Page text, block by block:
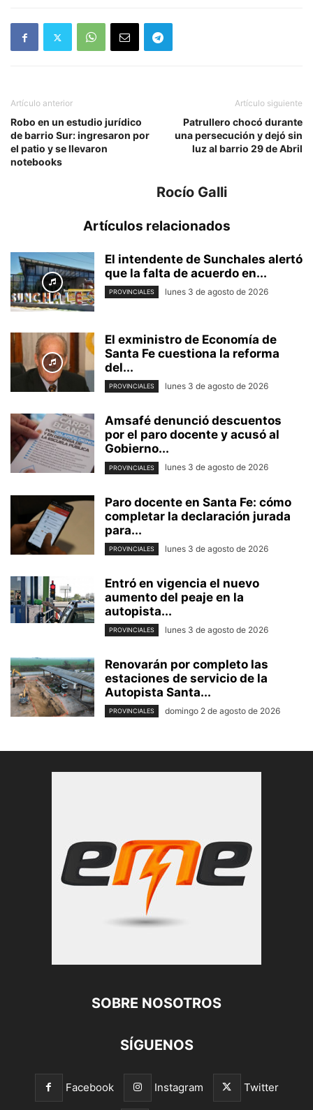
Artículo anterior
Robo en un estudio jurídico
de barrio Sur: ingresaron por
el patio y se llevaron
notebooks
Artículo siguiente
Patrullero chocó durante
una persecución y dejó sin
luz al barrio 29 de Abril
Rocío Galli
Artículos relacionados
El intendente de Sunchales alertó
que la falta de acuerdo en...
PROVINCIALES lunes 3 de agosto de 2026
El exministro de Economía de
Santa Fe cuestiona la reforma
del...
PROVINCIALES lunes 3 de agosto de 2026
Amsafé denunció descuentos
por el paro docente y acusó al
Gobierno...
PROVINCIALES lunes 3 de agosto de 2026
Paro docente en Santa Fe: cómo
completar la declaración jurada
para...
PROVINCIALES lunes 3 de agosto de 2026
Entró en vigencia el nuevo
aumento del peaje en la
autopista...
PROVINCIALES lunes 3 de agosto de 2026
Renovarán por completo las
estaciones de servicio de la
Autopista Santa...
PROVINCIALES domingo 2 de agosto de 2026
SOBRE NOSOTROS
SÍGUENOS
Facebook Instagram Twitter